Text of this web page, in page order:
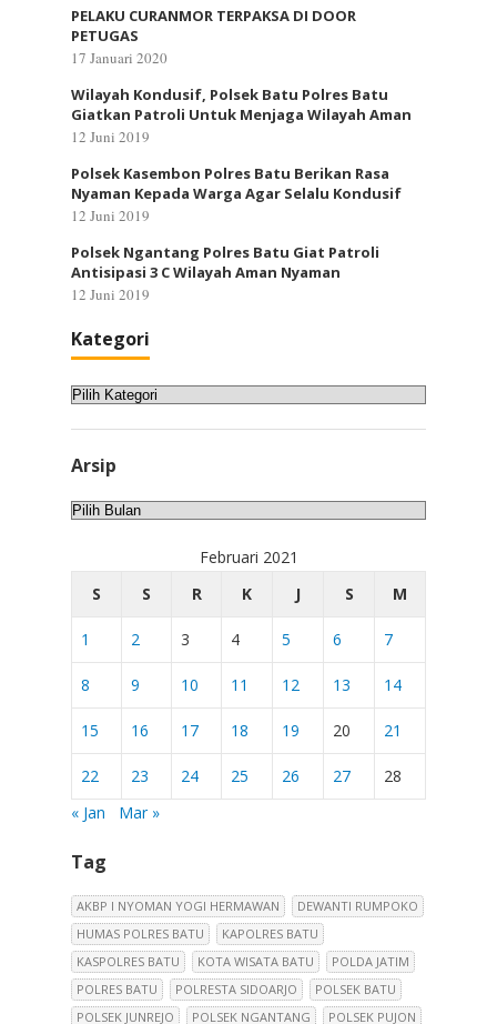
PELAKU CURANMOR TERPAKSA DI DOOR
PETUGAS
17 Januari 2020
Wilayah Kondusif, Polsek Batu Polres Batu
Giatkan Patroli Untuk Menjaga Wilayah Aman
12 Juni 2019
Polsek Kasembon Polres Batu Berikan Rasa
Nyaman Kepada Warga Agar Selalu Kondusif
12 Juni 2019
Polsek Ngantang Polres Batu Giat Patroli
Antisipasi 3 C Wilayah Aman Nyaman
12 Juni 2019
Kategori
Kategori
Arsip
Arsip
Februari 2021
S
S R K J S M
1 2 3 4 5 6 7
8 9 10 11 12 13 14
15 16 17 18 19 20 21
22 23 24 25 26 27
28
« Jan
Mar »
Tag
AKBP I NYOMAN YOGI HERMAWAN
DEWANTI RUMPOKO
HUMAS POLRES BATU
KAPOLRES BATU
KASPOLRES BATU
KOTA WISATA BATU
POLDA JATIM
POLRES BATU
POLRESTA SIDOARJO
POLSEK BATU
POLSEK JUNREJO
POLSEK NGANTANG POLSEK PUJON